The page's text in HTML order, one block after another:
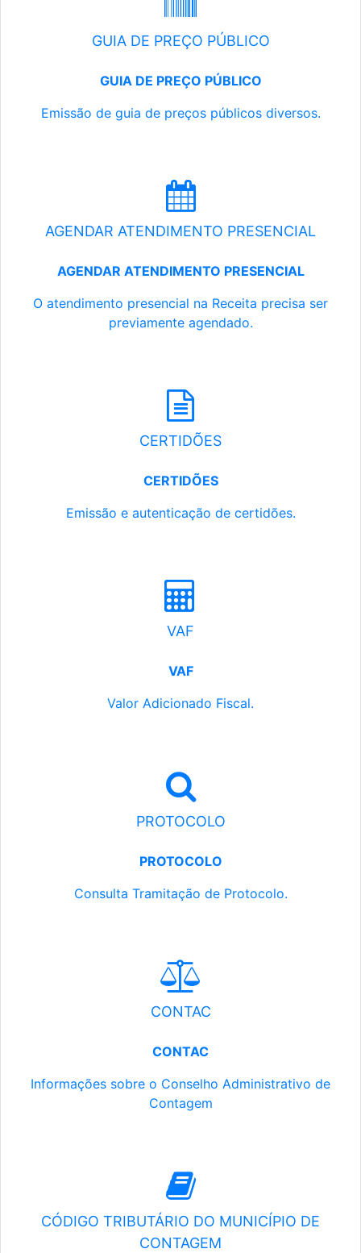
GUIA DE PREÇO PÚBLICO
GUIA DE PREÇO PÚBLICO
Emissão de guia de preços públicos diversos.
AGENDAR ATENDIMENTO PRESENCIAL
AGENDAR ATENDIMENTO PRESENCIAL
O atendimento presencial na Receita precisa ser
previamente agendado.
CERTIDÕES
CERTIDÕES
Emissão e autenticação de certidões.
VAF
VAF
Valor Adicionado Fiscal.
PROTOCOLO
PROTOCOLO
Consulta Tramitação de Protocolo.
CONTAC
CONTAC
Informações sobre o Conselho Administrativo de
Contagem
CÓDIGO TRIBUTÁRIO DO MUNICÍPIO DE
CONTAGEM